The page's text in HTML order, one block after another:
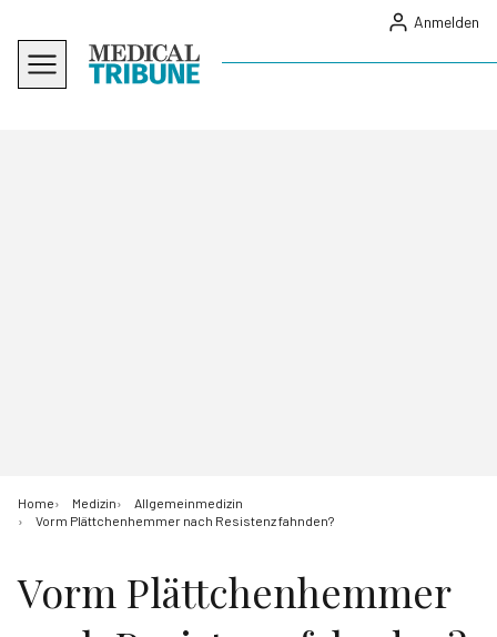
Anmelden
Home Medizin
Allgemeinmedizin
Vorm Plättchenhemmer nach Resistenz fahnden?
Vorm Plättchenhemmer